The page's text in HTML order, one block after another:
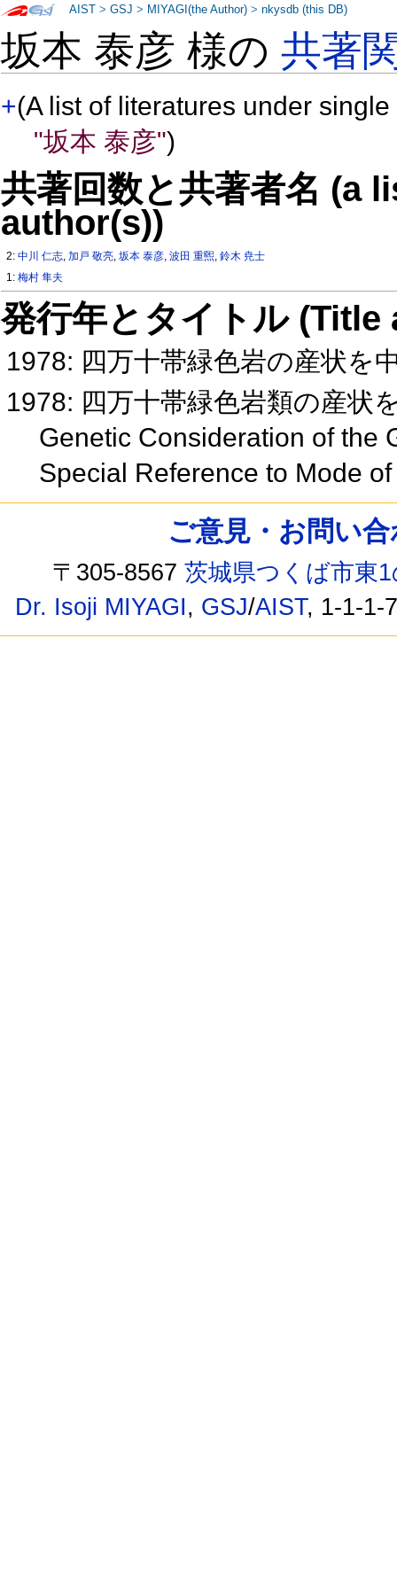
坂本 泰彦 様の共著
+(A list of literatures under
"坂本 泰彦")
共著回数と共著者名 (a
author(s))
2:中川 仁志,加戸 敬亮,坂本 泰彦,波田 重煕,鈴木 尭士
1:梅村 隼夫
発行年とタイトル
1978: 四万十帯緑色岩の産状を
1978: 四万十帯緑色岩類の産状
Genetic Consideration of the
Special Reference to Mode
AIST >GSJ > MIYAGI(the Author) >nkysdb (this DB)
ご意見・お問い
〒305-8567茨城県つくば市東
Dr. Isoji MIYAGI, GSJ/AIST, 1-1-1-